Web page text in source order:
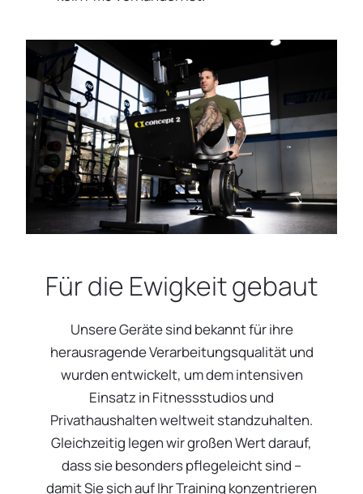
Für die Ewigkeit gebaut
Unsere Geräte sind bekannt für ihre
herausragende Verarbeitungsqualität und
wurden entwickelt, um dem intensiven
Einsatz in Fitnessstudios und
Privathaushalten weltweit standzuhalten.
Gleichzeitig legen wir großen Wert darauf,
dass sie besonders pflegeleicht sind –
damit Sie sich auf Ihr Training konzentrieren